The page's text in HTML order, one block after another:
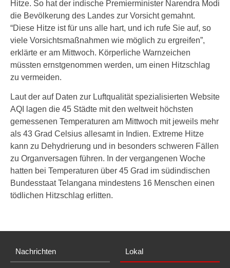
Hitze. So hat der indische Premierminister Narendra Modi
die Bevölkerung des Landes zur Vorsicht gemahnt.
“Diese Hitze ist für uns alle hart, und ich rufe Sie auf, so
viele Vorsichtsmaßnahmen wie möglich zu ergreifen”,
erklärte er am Mittwoch. Körperliche Warnzeichen
müssten ernstgenommen werden, um einen Hitzschlag
zu vermeiden.
Laut der auf Daten zur Luftqualität spezialisierten Website
AQI lagen die 45 Städte mit den weltweit höchsten
gemessenen Temperaturen am Mittwoch mit jeweils mehr
als 43 Grad Celsius allesamt in Indien. Extreme Hitze
kann zu Dehydrierung und in besonders schweren Fällen
zu Organversagen führen. In der vergangenen Woche
hatten bei Temperaturen über 45 Grad im südindischen
Bundesstaat Telangana mindestens 16 Menschen einen
tödlichen Hitzschlag erlitten.
Nachrichten Lokal